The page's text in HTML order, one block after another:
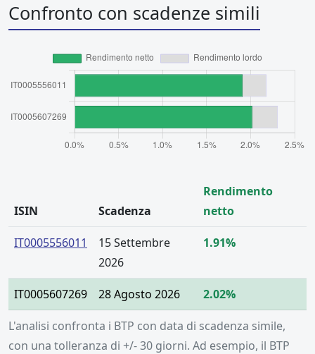
Confronto con scadenze simili
L'analisi confronta i BTP con data di scadenza simile,
con una tolleranza di +/- 30 giorni. Ad esempio, il BTP
ISIN Scadenza
Rendimento
netto
IT0005556011
15 Settembre
2026
1.91%
IT0005607269 28 Agosto 2026 2.02%